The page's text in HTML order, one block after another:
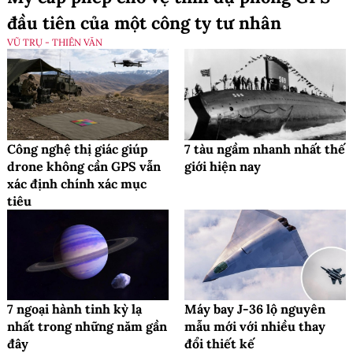
đầu tiên của một công ty tư nhân
VŨ TRỤ - THIÊN VĂN
Công nghệ thị giác giúp
drone không cần GPS vẫn
xác định chính xác mục
tiêu
7 tàu ngầm nhanh nhất thế
giới hiện nay
7 ngoại hành tinh kỳ lạ
nhất trong những năm gần
đây
Máy bay J-36 lộ nguyên
mẫu mới với nhiều thay
đổi thiết kế